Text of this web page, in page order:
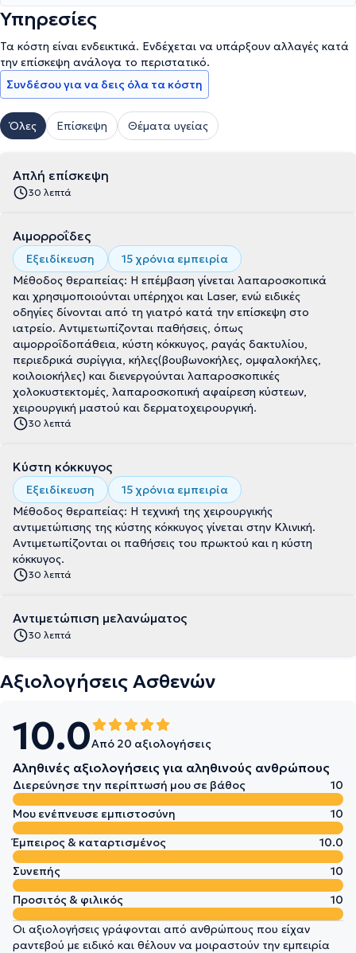
Υπηρεσίες
Τα κόστη είναι ενδεικτικά. Ενδέχεται να υπάρξουν αλλαγές κατά
την επίσκεψη ανάλογα το περιστατικό.
Συνδέσου για να δεις όλα τα κόστη
Όλες Επίσκεψη Θέματα υγείας
Απλή επίσκεψη
30 λεπτά
Αιμορροΐδες
Εξειδίκευση
15 χρόνια εμπειρία
Μέθοδος θεραπείας: Η επέμβαση γίνεται λαπαροσκοπικά
και χρησιμοποιούνται υπέρηχοι και Laser, ενώ ειδικές
οδηγίες δίνονται από τη γιατρό κατά την επίσκεψη στο
ιατρείο. Αντιμετωπίζονται παθήσεις, όπως
αιμορροΐδοπάθεια, κύστη κόκκυγος, ραγάς δακτυλίου,
περιεδρικά συρίγγια, κήλες(βουβωνοκήλες, ομφαλοκήλες,
κοιλοιοκήλες) και διενεργούνται λαπαροσκοπικές
χολοκυστεκτομές, λαπαροσκοπική αφαίρεση κύστεων,
χειρουργική μαστού και δερματοχειρουργική.
30 λεπτά
Κύστη κόκκυγος
Εξειδίκευση
15 χρόνια εμπειρία
Μέθοδος θεραπείας: Η τεχνική της χειρουργικής
αντιμετώπισης της κύστης κόκκυγος γίνεται στην Κλινική.
Αντιμετωπίζονται οι παθήσεις του πρωκτού και η κύστη
κόκκυγος.
30 λεπτά
Αντιμετώπιση μελανώματος
30 λεπτά
Αξιολογήσεις Ασθενών
10.0Από 20 αξιολογήσεις
Αληθινές αξιολογήσεις για αληθινούς ανθρώπους
Διερεύνησε την περίπτωσή μου σε βάθος
10
Μου ενέπνευσε εμπιστοσύνη
10
Έμπειρος & καταρτισμένος
10.0
Συνεπής
10
Προσιτός & φιλικός
10
Οι αξιολογήσεις γράφονται από ανθρώπους που είχαν
ραντεβού με ειδικό και θέλουν να μοιραστούν την εμπειρία